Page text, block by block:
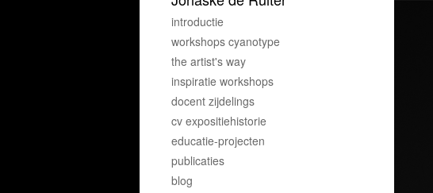
introductie
workshops cyanotype
the artist's way
inspiratie workshops
docent zijdelings
cv expositiehistorie
educatie-projecten
publicaties
blog